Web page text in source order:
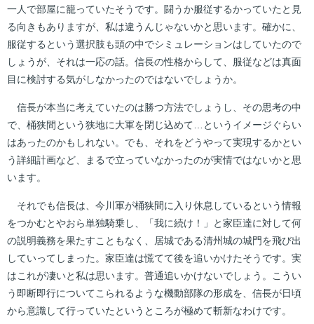
一人で部屋に籠っていたそうです。闘うか服従するかっていたと見
る向きもありますが、私は違うんじゃないかと思います。確かに、
服従するという選択肢も頭の中でシミュレーションはしていたので
しょうが、それは一応の話。信長の性格からして、服従などは真面
目に検討する気がしなかったのではないでしょうか。
信長が本当に考えていたのは勝つ方法でしょうし、その思考の中
で、桶狭間という狭地に大軍を閉じ込めて…というイメージぐらい
はあったのかもしれない。でも、それをどうやって実現するかとい
う詳細計画など、まるで立っていなかったのが実情ではないかと思
います。
それでも信長は、今川軍が桶狭間に入り休息しているという情報
をつかむとやおら単独騎乗し、「我に続け！」と家臣達に対して何
の説明義務を果たすこともなく、居城である清州城の城門を飛び出
していってしまった。家臣達は慌てて後を追いかけたそうです。実
はこれが凄いと私は思います。普通追いかけないでしょう。こうい
う即断即行についてこられるような機動部隊の形成を、信長が日頃
から意識して行っていたというところが極めて斬新なわけです。